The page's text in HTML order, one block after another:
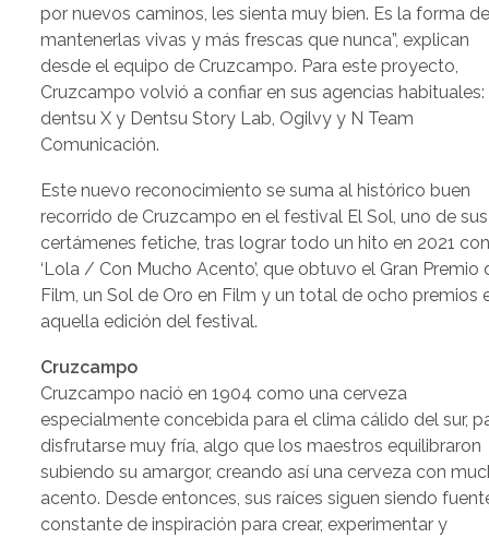
por nuevos caminos, les sienta muy bien. Es la forma
mantenerlas vivas y más frescas que nunca”, explican
desde el equipo de Cruzcampo. Para este proyecto,
Cruzcampo volvió a confiar en sus agencias habituales:
dentsu X y Dentsu Story Lab, Ogilvy y N Team
Comunicación.
Este nuevo reconocimiento se suma al histórico buen
recorrido de Cruzcampo en el festival El Sol, uno de sus
certámenes fetiche, tras lograr todo un hito en 2021
‘Lola / Con Mucho Acento’, que obtuvo el Gran Premio
Film, un Sol de Oro en Film y un total de ocho premios
aquella edición del festival.
Cruzcampo
Cruzcampo nació en 1904 como una cerveza
especialmente concebida para el clima cálido del sur,
disfrutarse muy fría, algo que los maestros equilibraron
subiendo su amargor, creando así una cerveza con
acento. Desde entonces, sus raíces siguen siendo
constante de inspiración para crear, experimentar y